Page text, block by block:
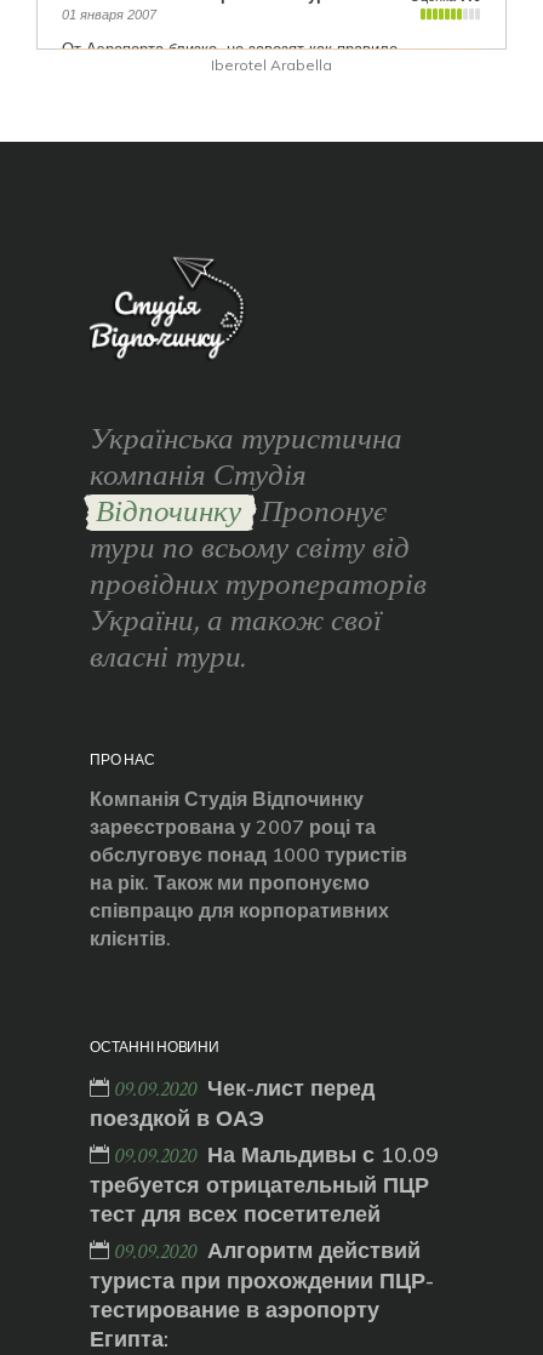
Iberotel Arabella
Українська туристична
компанія Студія
Відпочинку Пропонує
тури по всьому світу від
провідних туроператорів
України, а також свої
власні тури.
ПРО НАС
Компанія Студія Відпочинку
зареєстрована у 2007 році та
обслуговує понад 1000 туристів
на рік. Також ми пропонуємо
співпрацю для корпоративних
клієнтів.
ОСТАННІ НОВИНИ
09.09.2020 Чек-лист перед
поездкой в ОАЭ
09.09.2020 На Мальдивы с 10.09
требуется отрицательный ПЦР
тест для всех посетителей
09.09.2020 Алгоритм действий
туриста при прохождении ПЦР-
тестирование в аэропорту
Египта: